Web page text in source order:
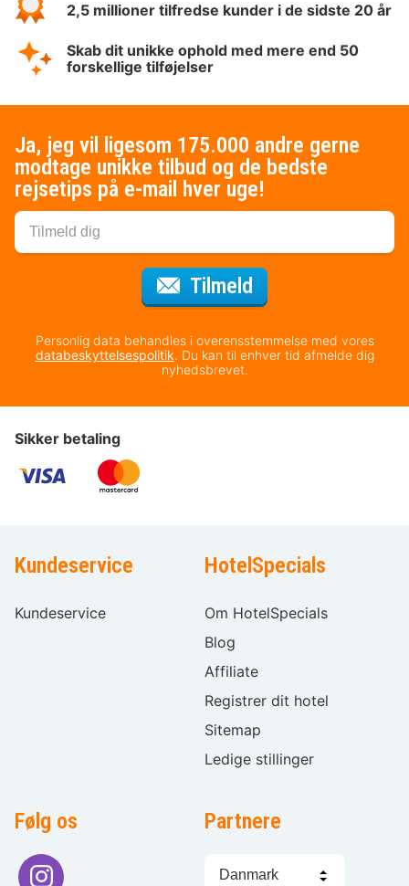
2,5 millioner tilfredse kunder i de sidste 20 år
Skab dit unikke ophold med mere end 50
forskellige tilføjelser
Ja, jeg vil ligesom 175.000 andre gerne
modtage unikke tilbud og de bedste
rejsetips på e-mail hver uge!
Tilmeld
Personlig data behandles i overensstemmelse med vores
databeskyttelsespolitik. Du kan til enhver tid afmelde dig
nyhedsbrevet.
Sikker betaling
Kundeservice
Kundeservice
HotelSpecials
Om HotelSpecials
Blog
Affiliate
Registrer dit hotel
Sitemap
Ledige stillinger
Følg os Partnere